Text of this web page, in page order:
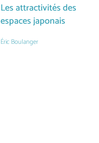
Les attractivités des
espaces japonais
Éric Boulanger